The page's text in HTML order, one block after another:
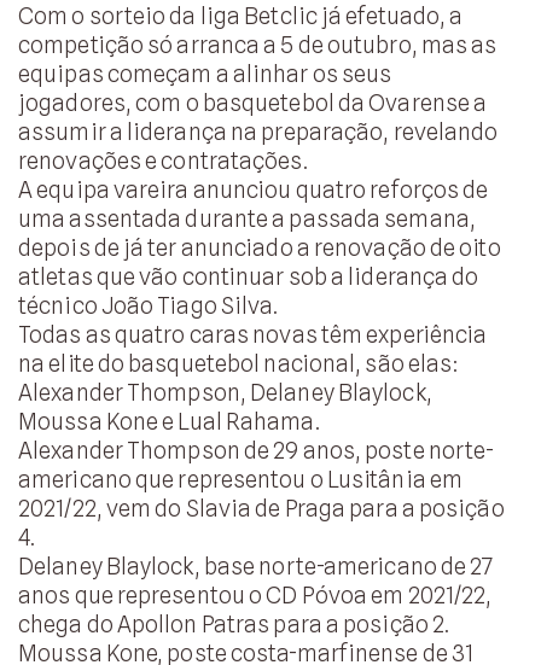
Com o sorteio da liga Betclic já efetuado, a
competição só arranca a 5 de outubro, mas as
equipas começam a alinhar os seus
jogadores, com o basquetebol da Ovarense a
assumir a liderança na preparação, revelando
renovações e contratações.
A equipa vareira anunciou quatro reforços de
uma assentada durante a passada semana,
depois de já ter anunciado a renovação de oito
atletas que vão continuar sob a liderança do
técnico João Tiago Silva.
Todas as quatro caras novas têm experiência
na elite do basquetebol nacional, são elas:
Alexander Thompson, Delaney Blaylock,
Moussa Kone e Lual Rahama.
Alexander Thompson de 29 anos, poste norte-
americano que representou o Lusitânia em
2021/22, vem do Slavia de Praga para a posição
4.
Delaney Blaylock, base norte-americano de 27
anos que representou o CD Póvoa em 2021/22,
chega do Apollon Patras para a posição 2.
Moussa Kone, poste costa-marfinense de 31